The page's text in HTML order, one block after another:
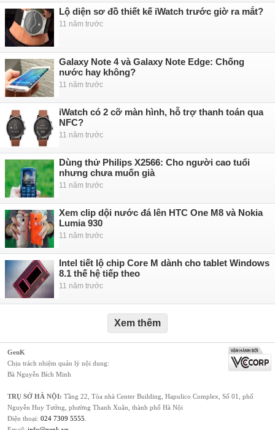
Lộ diện sơ đồ thiết kế iWatch trước giờ ra mắt?
11 năm trước
Galaxy Note 4 và Galaxy Note Edge: Chống
nước hay không?
11 năm trước
iWatch có 2 cỡ màn hình, hỗ trợ thanh toán qua
NFC?
11 năm trước
Dùng thử Philips X2566: Cho người cao tuổi
nhưng chưa muốn già
11 năm trước
Xem clip dội nước đá lên HTC One M8 và Nokia
Lumia 930
11 năm trước
Intel tiết lộ chip Core M dành cho tablet Windows
8.1 thế hệ tiếp theo
11 năm trước
Xem thêm
GenK
Chịu trách nhiệm quản lý nội dung:
Bà Nguyễn Bích Minh
TRỤ SỞ HÀ NỘI: Tầng 22, Tòa nhà Center Building, Hapulico Complex, Số 01, phố
Nguyễn Huy Tưởng, phường Thanh Xuân, thành phố Hà Nội
Điện thoại: 024 7309 5555